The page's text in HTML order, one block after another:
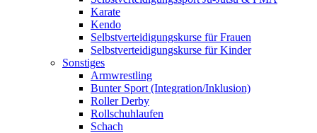
Karate
Kendo
Selbstverteidigungskurse für Frauen
Selbstverteidigungskurse für Kinder
Sonstiges
Armwrestling
Bunter Sport (Integration/Inklusion)
Roller Derby
Rollschuhlaufen
Schach